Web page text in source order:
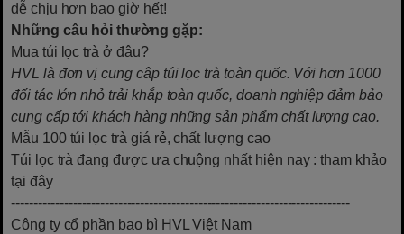
dễ chịu hơn bao giờ hết!
Những câu hỏi thường gặp:
Mua túi lọc trà ở đâu?
HVL là đơn vị cung câp túi lọc trà toàn quốc. Với hơn 1000
đối tác lớn nhỏ trải khắp toàn quốc, doanh nghiệp đảm bảo
cung cấp tới khách hàng những sản phẩm chất lượng cao.
Mẫu 100 túi lọc trà giá rẻ, chất lượng cao
Túi lọc trà đang được ưa chuộng nhất hiện nay: tham khảo
tại đây
----------------------------------------------------------------------------
Công ty cổ phần bao bì HVL Việt Nam